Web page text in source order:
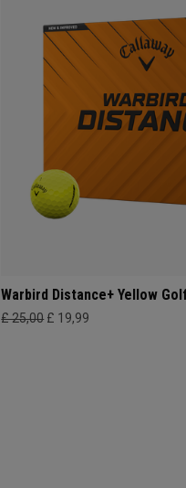
Warbird Distance+ Yellow
£ 25,00 £ 19,99